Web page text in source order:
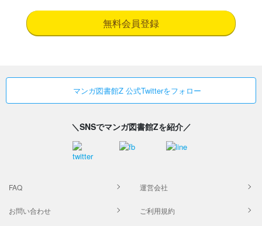
無料会員登録
マンガ図書館Z 公式Twitterをフォロー
＼SNSでマンガ図書館Zを紹介／
FAQ 運営会社
お問い合わせ ご利用規約